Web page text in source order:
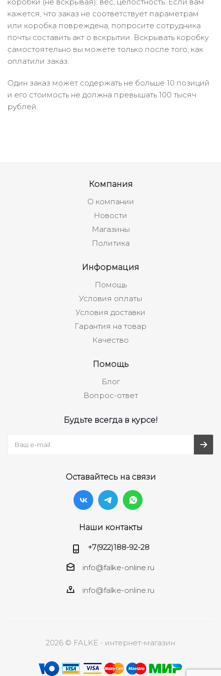
кажется, что заказ не соответствует параметрам
или коробка повреждена, попросите сотрудника
почты составить акт о вскрытии. Вскрывать коробку
самостоятельно вы можете только после того, как
оплатили заказ.
Один заказ может содержать не больше 10 позиций
и его стоимость не должна превышать 100 тысяч
рублей.
Компания
О компании
Новости
Магазины
Политика
Информация
Помощь
Условия оплаты
Условия доставки
Гарантия на товар
Качество
Помощь
Блог
Вопрос-ответ
Будьте всегда в курсе!
Оставайтесь на связи
Наши контакты
+7(922)188-92-28
info@falke-online.ru
info@falke-online.ru
2026 © FALKE - интернет-магазин